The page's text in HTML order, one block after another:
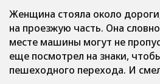
Женщина стояла около
на проезжую часть. Она
месте машины могут не
еще посмотрел на знаки,
пешеходного перехода. И